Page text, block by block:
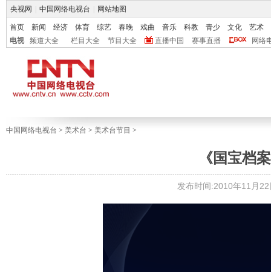
央视网 中国网络电视台 网站地图
首页 新闻 经济 体育 综艺 春晚 戏曲 音乐 科教 青少 文化
艺术
电视
频道大全 栏目大全 节目大全 直播中国 赛事直播 网络
中国网络电视台 > 美术台 > 美术台节目 >
《国宝档
发布时间:2010年11月